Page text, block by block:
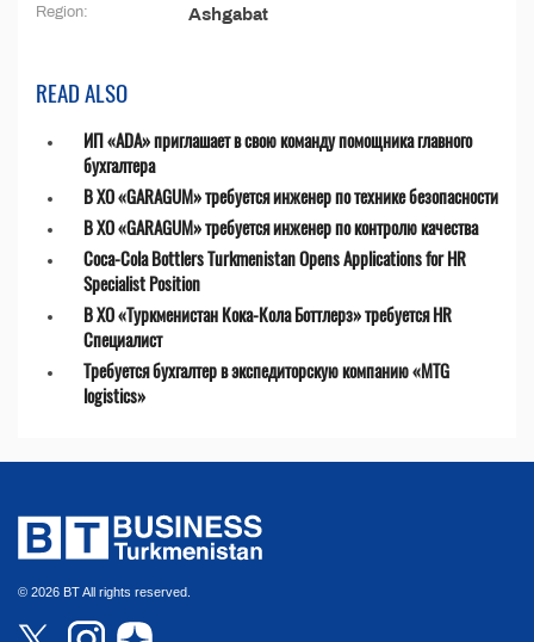
Region: Ashgabat
READ ALSO
ИП «ADA» приглашает в свою команду помощника главного
бухгалтера
В ХО «GARAGUM» требуется инженер по технике безопасности
В ХО «GARAGUM» требуется инженер по контролю качества
Coca-Cola Bottlers Turkmenistan Opens Applications for HR
Specialist Position
В ХО «Туркменистан Кока-Кола Боттлерз» требуется HR
Специалист
Требуется бухгалтер в экспедиторскую компанию «MTG
logistics»
© 2026 BT All rights reserved.